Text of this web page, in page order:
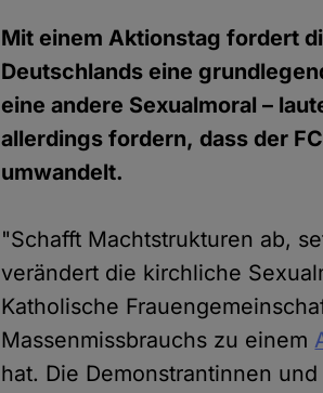
Mit einem Aktionstag fordert
Deutschlands eine
eine andere Sexualmoral –
allerdings fordern, dass der
umwandelt.
"Schafft Machtstrukturen ab,
verändert die kirchliche
Katholische
Massenmissbrauchs zu einem
hat. Die Demonstrantinnen